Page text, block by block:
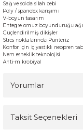
Sağ ve solda silah cebi
Poly / spandex karışımı
V-boyun tasarım
Entegre omuz boyunduruğu
Güçlendirilmiş dikişler
Stres noktalarında Punteriz
Konfor için iç yastıklı neopren
Nem esneklik teknolojisi
Anti-mikrobiyal
Yorumlar
Taksit Seçenekleri